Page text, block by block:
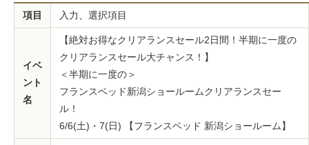
項目 入力、選択項目
イベ
ント
名
【絶対お得なクリアランスセール2日間！半期に一度の
クリアランスセール大チャンス！】
＜半期に一度の＞
フランスベッド新潟ショールームクリアランスセー
ル！
6/6(土)・7(日) 【フランスベッド 新潟ショールーム】